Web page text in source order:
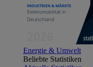
Energie & Umwelt
Beliebte Statistiken